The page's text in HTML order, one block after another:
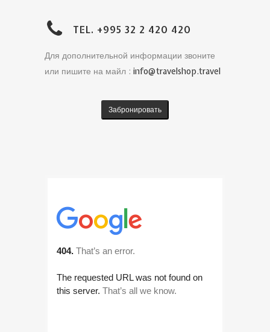
TEL. +995 32 2 420 420
Для дополнительной информации звоните
или пишите на майл : info@travelshop.travel
Забронировать